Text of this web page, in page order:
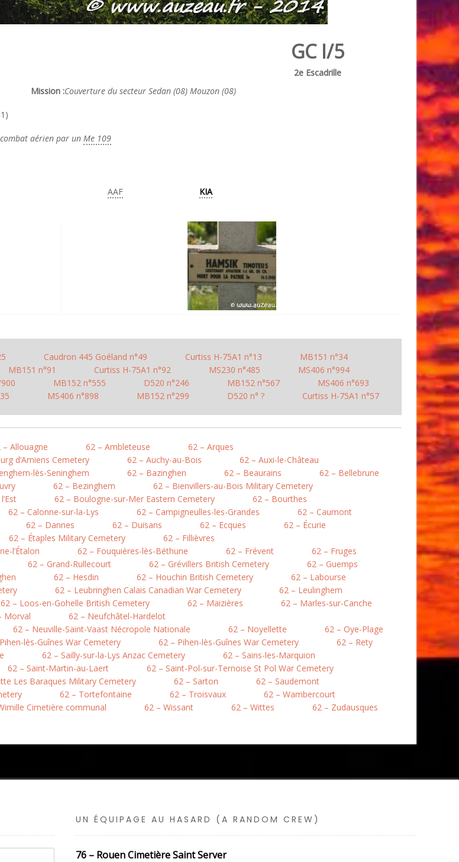
GC I/5
2e Escadrille
Mission :Couverture du secteur Sedan (08) Mouzon (08)
aérien par un Me 109
AAF KIA
Caudron 445 Goéland n°49 Curtiss H-75A1 n°13
MB151 n°34
MB151 n°91 Curtiss H-75A1 n°92 MS230 n°485
MS406 n°994
MB152 n°555 D520 n°246 MB152 n°567
MS406 n°693
MS406 n°898 MB152 n°299 D520 n° ? Curtiss H-75A1 n°57
– Allouagne 62 – Ambleteuse
62 – Arques
d’Amiens Cemetery 62 – Auchy-au-Bois
62 – Auxi-le-Château
lès-Seninghem 62 – Bazinghen 62 – Beaurains
62 – Bellebrune
62 – Bezinghem
62 – Bienvillers-au-Bois Military Cemetery
62 – Boulogne-sur-Mer Eastern Cemetery
62 – Bourthes
62 – Calonne-sur-la-Lys 62 – Campigneulles-les-Grandes
62 – Caumont
62 – Dannes 62 – Duisans 62 – Ecques
62 – Écurie
62 – Étaples Military Cemetery
62 – Fillièvres
l’Étalon 62 – Fouquières-lès-Béthune 62 – Frévent
62 – Fruges
62 – Grand-Rullecourt 62 – Grévillers British Cemetery
62 – Guemps
62 – Hesdin 62 – Houchin British Cemetery
62 – Labourse
62 – Leubringhen Calais Canadian War Cemetery
62 – Leulinghem
62 – Loos-en-Gohelle British Cemetery 62 – Maizières
62 – Marles-sur-Canche
Morval
62 – Neufchâtel-Hardelot
62 – Neuville-Saint-Vaast Nécropole Nationale 62 – Noyellette
62 – Oye-Plage
lès-Guînes War Cemetery 62 – Pihen-lès-Guînes War Cemetery
62 – Rety
62 – Sailly-sur-la-Lys Anzac Cemetery
62 – Sains-les-Marquion
62 – Saint-Martin-au-Laert
62 – Saint-Pol-sur-Ternoise St Pol War Cemetery
Les Baraques Military Cemetery 62 – Sarton
62 – Saudemont
62 – Tortefontaine 62 – Troisvaux
62 – Wambercourt
Cimetière communal 62 – Wissant 62 – Wittes 62 – Zudausques
UN ÉQUIPAGE AU HASARD (A RANDOM CREW)
76 – Rouen Cimetière Saint Server